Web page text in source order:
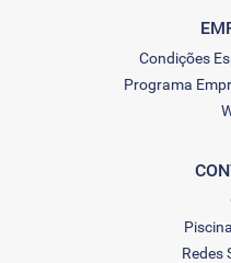
Condições
Programa
Redes